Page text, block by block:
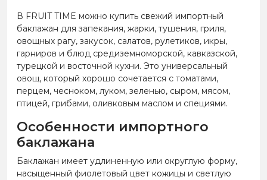
В FRUIT TIME можно купить свежий импортный
баклажан для запекания, жарки, тушения, гриля,
овощных рагу, закусок, салатов, рулетиков, икры,
гарниров и блюд средиземноморской, кавказской,
турецкой и восточной кухни. Это универсальный
овощ, который хорошо сочетается с томатами,
перцем, чесноком, луком, зеленью, сыром, мясом,
птицей, грибами, оливковым маслом и специями.
Особенности импортного
баклажана
Баклажан имеет удлиненную или округлую форму,
насыщенный фиолетовый цвет кожицы и светлую